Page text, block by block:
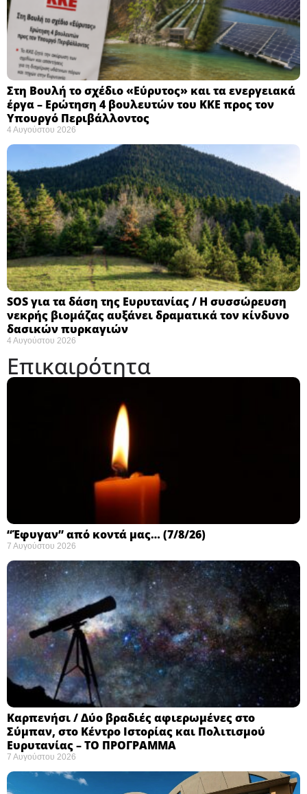
Στη Βουλή το σχέδιο «Εύρυτος» και τα ενεργειακά
έργα – Ερώτηση 4 βουλευτών του ΚΚΕ προς τον
Υπουργό Περιβάλλοντος
4 Αυγούστου 2026
SOS για τα δάση της Ευρυτανίας / Η συσσώρευση
νεκρής βιομάζας αυξάνει δραματικά τον κίνδυνο
δασικών πυρκαγιών
4 Αυγούστου 2026
Επικαιρότητα
“Έφυγαν” από κοντά μας… (7/8/26)
7 Αυγούστου 2026
Καρπενήσι / Δύο βραδιές αφιερωμένες στο
Σύμπαν, στο Κέντρο Ιστορίας και Πολιτισμού
Ευρυτανίας – ΤΟ ΠΡΟΓΡΑΜΜΑ
7 Αυγούστου 2026